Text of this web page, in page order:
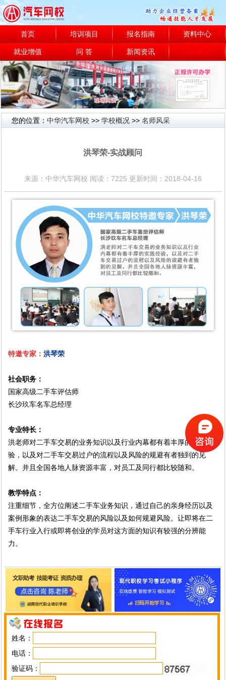
首页 培训项目 报名指南 资料中心
就业增值 问 答 新闻资讯 学校概况
您的位置：中华汽车网校 >>学校概况 >>名师风采
洪琴荣-实战顾问
来源：中华汽车网校 阅读：7225 更新时间：2018-04-16
特邀专家： 洪琴荣
社会职务：
国家高级二手车评估师
长沙玖车名车总经理
专业特长：
洪老师对二手车交易的业务知识以及行业内幕都有着丰厚的实践经
验，以及对二手车交易过户的流程以及风险的规避有者独到的见
解。并且全国各地人脉资源丰富，对员工及同行都比较随和。
教学特点：
注重细节，全方位阐述二手车业务知识，通过自己的亲身经历以及
案例形象的表达二手车交易的风险以及如何规避风险。让即将在二
手车行业入行或即将创业的学员对这方面的知识有较强的分辨能
力。
姓名：
电话：
验证码：